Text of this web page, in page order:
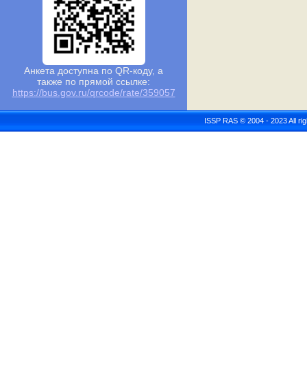
Анкета доступна по QR-коду, а
также по прямой ссылке:
https://bus.gov.ru/qrcode/rate/359057
ISSP RAS © 2004 - 2023 All